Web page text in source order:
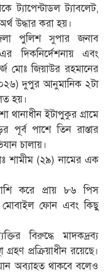
ট্যাবলেট,
উদ্ধার করা হয়।
পুলিশ সুপার জনাব
দিকনির্দেশনায় এবং
মোঃ জিয়াউর রহমানের
দুপুর আনুমানিক ২টা
হয়।
থানাধীন ইটাপুকুর গ্রামে
পূর্ব পাশে তিন রাস্তার
চালায়।
শামীম (২৯) নামের এক
করে প্রায় ৮৬ পিস
মোবাইল ফোন এবং কিছু
বিরুদ্ধে মাদকদ্রব্য
প্রক্রিয়াধীন রয়েছে।
অব্যাহত থাকবে বলেও